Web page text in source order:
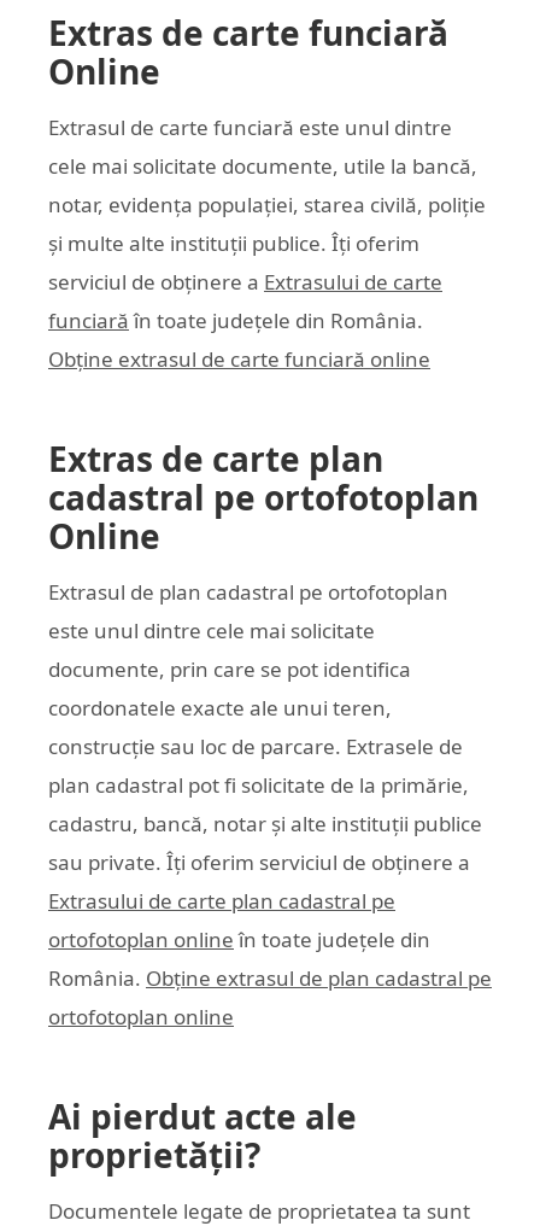
Extras de carte funciară
Online
Extrasul de carte funciară este unul dintre
cele mai solicitate documente, utile la bancă,
notar, evidența populației, starea civilă, poliție
și multe alte instituții publice. Îți oferim
serviciul de obținere a Extrasului de carte
funciară în toate județele din România.
Obține extrasul de carte funciară online
Extras de carte plan
cadastral pe ortofotoplan
Online
Extrasul de plan cadastral pe ortofotoplan
este unul dintre cele mai solicitate
documente, prin care se pot identifica
coordonatele exacte ale unui teren,
construcție sau loc de parcare. Extrasele de
plan cadastral pot fi solicitate de la primărie,
cadastru, bancă, notar și alte instituții publice
sau private. Îți oferim serviciul de obținere a
Extrasului de carte plan cadastral pe
ortofotoplan online în toate județele din
România. Obține extrasul de plan cadastral pe
ortofotoplan online
Ai pierdut acte ale
proprietății?
Documentele legate de proprietatea ta sunt